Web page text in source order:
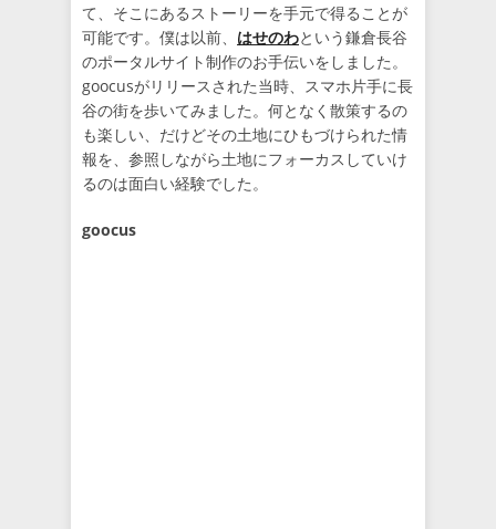
て、そこにあるストーリーを手元で得ることが
可能です。僕は以前、 はせのわという鎌倉長谷
のポータルサイト制作のお手伝いをしました。
goocusがリリースされた当時、スマホ片手に長
谷の街を歩いてみました。何となく散策するの
も楽しい、だけどその土地にひもづけられた情
報を、参照しながら土地にフォーカスしていけ
るのは面白い経験でした。
goocus